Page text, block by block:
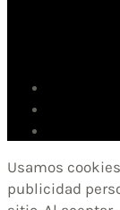
Usamos
publicidad